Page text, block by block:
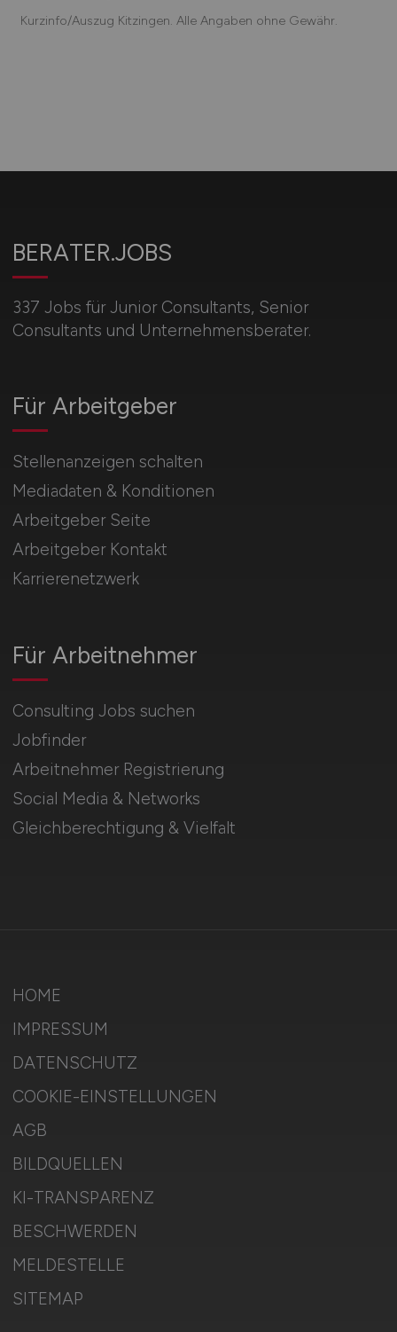
Kurzinfo/Auszug Kitzingen. Alle Angaben ohne Gewähr.
BERATER.JOBS
337 Jobs für Junior Consultants, Senior
Consultants und Unternehmensberater.
Für Arbeitnehmer
Consulting Jobs suchen
Jobfinder
Arbeitnehmer Registrierung
Social Media & Networks
Gleichberechtigung & Vielfalt
Für Arbeitgeber
Stellenanzeigen schalten
Mediadaten & Konditionen
Arbeitgeber Seite
Arbeitgeber Kontakt
Karrierenetzwerk
HOME
IMPRESSUM
DATENSCHUTZ
COOKIE-EINSTELLUNGEN
AGB
BILDQUELLEN
KI-TRANSPARENZ
BESCHWERDEN
MELDESTELLE
SITEMAP